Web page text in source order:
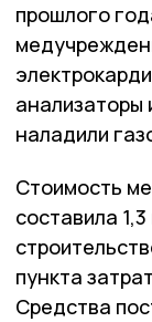
прошлого
анализаторы
наладили
Стоимость
составила
пункта
Средства